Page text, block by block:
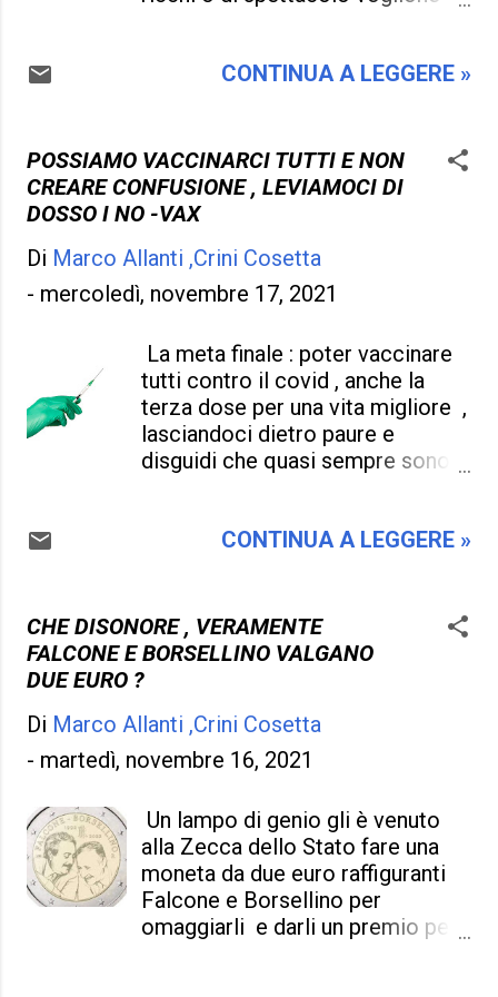
traguardo e non avere pregi .
bene e io come altri promotori
diamo tutto questo un punto in
piacere , ma la verità è l' unica c...
momento e la giustizia e le
pretendono e non danno mai ,
colpa di genitori troppo
indaffarati a costruire la loro
tutti costi e preferiscono andare
sui talk show oppure fare della
lasciando in balia della sorte i
propri figli , con una vita di droga
, di stupri , di eccessi esagerati ,
(figli che ormai i genitori non
controllano più e molto spesso ci
sono litigi in famiglia ) . La
problema e dove " i panni
sporchi si lavano in famiglia "
CONTINUA A LEGGERE »
POSSIAMO VACCINARCI TUTTI E NON
CREARE CONFUSIONE , LEVIAMOCI DI
DOSSO I NO -VAX
Di Marco Allanti ,Crini Cosetta
- mercoledì, novembre 17, 2021
La meta finale : poter vaccinare
tutti contro il covid , anche la
terza dose per una vita migliore ,
lasciandoci dietro paure e
disguidi che quasi sempre sono
scontato che i vaccini non
manifestazioni su manifestazioni
in sostanza danno contro pure a
chi dei vaccini sé ne sono fatti
Quali sono i motivi che spingono
i no vax a irritarsi e arrabbiarsi
Indubbiamente anche nei talk
show hanno preferito balbettare
e non dare le motivazioni che li
spingono ad essere arrabbiati col
resto del mondo , un motivo
pure questo che gli declassa e gli
CONTINUA A LEGGERE »
CHE DISONORE , VERAMENTE
FALCONE E BORSELLINO VALGANO
DUE EURO ?
Di Marco Allanti ,Crini Cosetta
- martedì, novembre 16, 2021
Un lampo di genio gli è venuto
alla Zecca dello Stato fare una
moneta da due euro raffiguranti
Falcone e Borsellino per
omaggiarli e darli un premio per